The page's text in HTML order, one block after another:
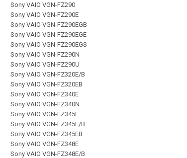
Sony VAIO VGN-FZ290
Sony VAIO VGN-FZ290E
Sony VAIO VGN-FZ290EGB
Sony VAIO VGN-FZ290EGE
Sony VAIO VGN-FZ290EGS
Sony VAIO VGN-FZ290N
Sony VAIO VGN-FZ290U
Sony VAIO VGN-FZ320E/B
Sony VAIO VGN-FZ320EB
Sony VAIO VGN-FZ340E
Sony VAIO VGN-FZ340N
Sony VAIO VGN-FZ345E
Sony VAIO VGN-FZ345E/B
Sony VAIO VGN-FZ345EB
Sony VAIO VGN-FZ348E
Sony VAIO VGN-FZ348E/B